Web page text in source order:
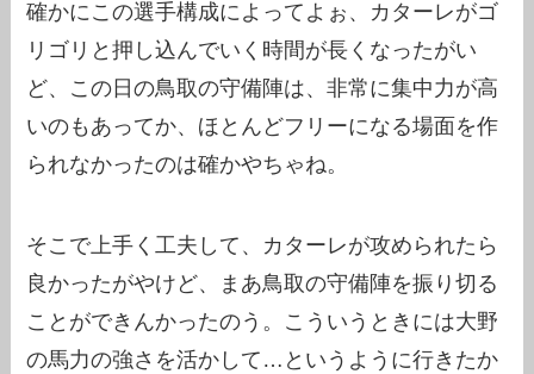
確かにこの選手構成によってよぉ、カターレがゴ
リゴリと押し込んでいく時間が長くなったがい
ど、この日の鳥取の守備陣は、非常に集中力が高
いのもあってか、ほとんどフリーになる場面を作
られなかったのは確かやちゃね。
そこで上手く工夫して、カターレが攻められたら
良かったがやけど、まあ鳥取の守備陣を振り切る
ことができんかったのう。こういうときには大野
の馬力の強さを活かして…というように行きたか